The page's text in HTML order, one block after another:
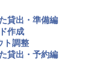
貸出・準備編
作成
ト調整
貸出・予約編